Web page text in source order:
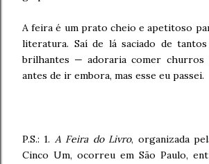
A feira é um prato cheio e apetitoso
literatura. Saí de lá saciado de
brilhantes — adoraria comer churros
antes de ir embora, mas esse eu passei.
P.S.: 1. A Feira do Livro, organizada
Cinco Um, ocorreu em São Paulo,